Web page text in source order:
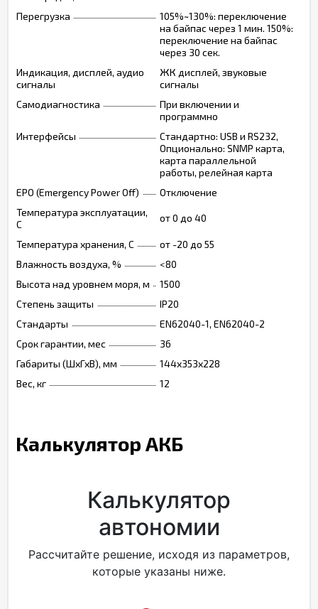
Перегрузка
105%~130%: переключение
на байпас через 1 мин. 150%:
переключение на байпас
через 30 сек.
Индикация, дисплей, аудио
сигналы
ЖК дисплей, звуковые
сигналы
Самодиагностика
При включении и
программно
Интерфейсы
Стандартно: USB и RS232,
Опционально: SNMP карта,
карта параллельной
работы, релейная карта
EPO (Emergency Power Off)
Отключение
Температура эксплуатации,
C
от 0 до 40
Температура хранения, C
от -20 до 55
Влажность воздуха, %
<80
Высота над уровнем моря, м
1500
Степень защиты
IP20
Стандарты
EN62040-1, EN62040-2
Срок гарантии, мес
36
Габариты (ШхГхВ), мм
144х353х228
Вес, кг
12
Калькулятор АКБ
Калькулятор
автономии
Рассчитайте решение, исходя из параметров,
которые указаны ниже.